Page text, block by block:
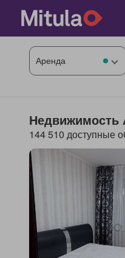
144 510 доступные